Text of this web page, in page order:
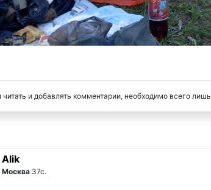
и добавлять комментарии, необходимо всего лишь
Alik
Москва 37с.